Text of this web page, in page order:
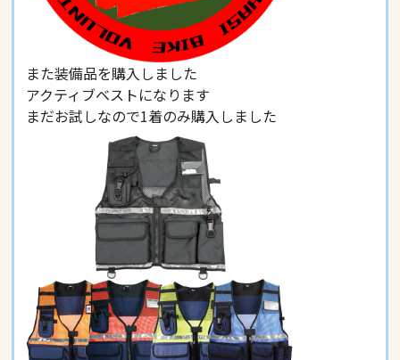
また装備品を購入しました
アクティブベストになります
まだお試しなので1着のみ購入しました